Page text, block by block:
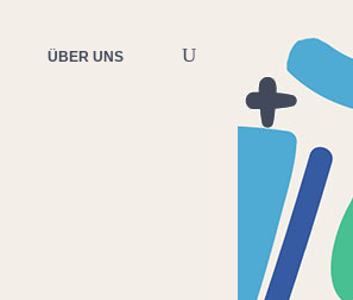
ÜBER UNS